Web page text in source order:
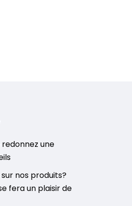
une
nos produits?
fera un plaisir de